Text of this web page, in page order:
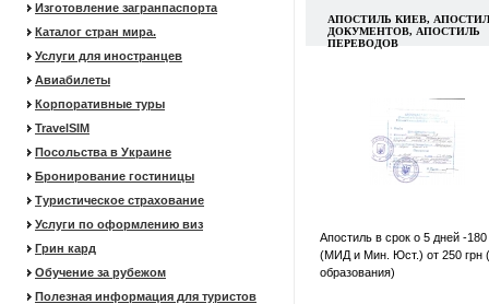
Изготовление загранпаспорта
Каталог стран мира.
Услуги для иностранцев
Авиабилеты
Корпоративные туры
TravelSIM
Посольства в Украине
Бронирование гостиницы
Туристическое страхование
Услуги по оформлению виз
Грин кард
Обучение за рубежом
Полезная информация для туристов
АПОСТИЛЬ КИЕВ,
ДОКУМЕНТОВ, АПОСТИЛЬ
ПЕРЕВОДОВ
Апостиль в срок о 5 дней -180
(МИД и Мин. Юст.) от 250 грн
образования)